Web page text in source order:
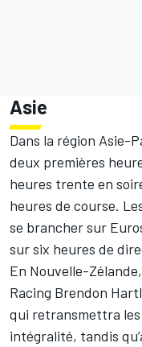
Asie
Dans la région Asie-
deux premières
heures trente en
heures de course.
se brancher sur
sur six heures de
En Nouvelle-
Racing Brendon
qui retransmettra
intégralité, tandis